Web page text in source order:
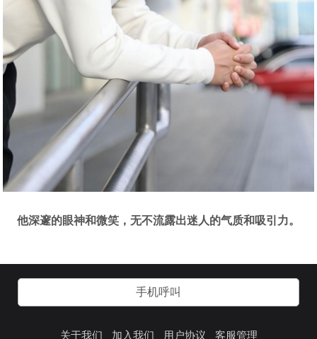
他深邃的眼神和微笑，无不流露出迷人的气质和吸引力。
手机呼叫
关于我们 加入我们 用户协议 客服管理